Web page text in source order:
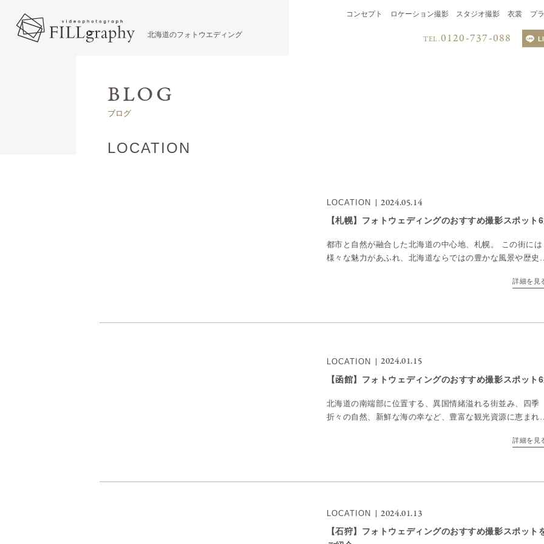
北海道のフォトウエディング
コンセプト ロケーション撮影 スタジオ撮影 衣裳 プ
TEL.0120-737-088
ブログ
LOCATION
LOCATION 2024.05.14
【札幌】フォトウェディングのおすすめ撮影スポット
都市と自然が融合した北海道の中心地、札幌。 この街には
様々な魅力があふれ、北海道ならではの豊かな風景や歴史あ
ここでは、札幌でフォトウェディングの撮影をする方にお
詳細を見
LOCATION 2024.01.15
【函館】フォトウェディングのおすすめ撮影スポット
北海道の南端部に位置する、異国情緒溢れる街並み、四季
折々の自然、新鮮な海の幸など、豊富な観光資源に恵まれた
ポットが盛りだくさん！赤レンガ倉庫、ハイカラな洋館や
詳細を見
LOCATION 2024.01.13
【石狩】フォトウェディングのおすすめ撮影スポット